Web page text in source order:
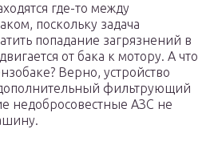
где-то между
поскольку задача
попадание загрязнений в
от бака к мотору. А что
Верно, устройство
фильтрующий
недобросовестные АЗС не